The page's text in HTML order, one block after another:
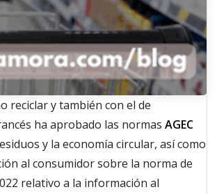
reciclar y también con el de
ha aprobado las normasAGEC
y la economía circular, así como
al consumidor sobre la norma de
relativo a la información al